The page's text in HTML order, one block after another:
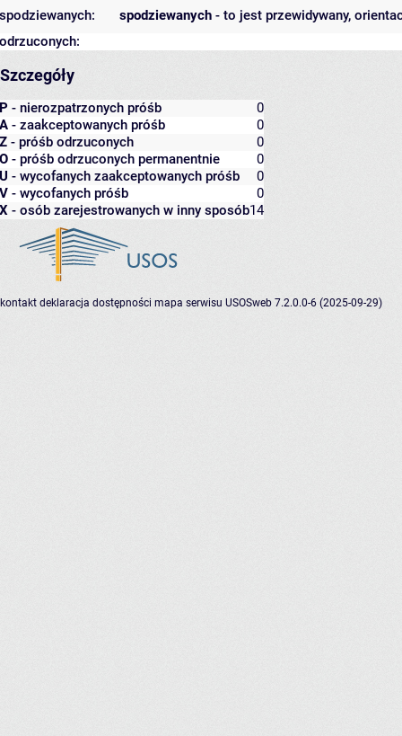
spodziewanych - to jest przewidywany,
spodziewanych:
odrzuconych:
Szczegóły
P - nierozpatrzonych próśb
0
A - zaakceptowanych próśb
0
Z - próśb odrzuconych
0
O - próśb odrzuconych permanentnie
0
U - wycofanych zaakceptowanych próśb
0
V - wycofanych próśb
0
X - osób zarejestrowanych w inny sposób14
kontakt deklaracja dostępności mapa serwisu USOSweb 7.2.0.0-6 (2025-09-29)